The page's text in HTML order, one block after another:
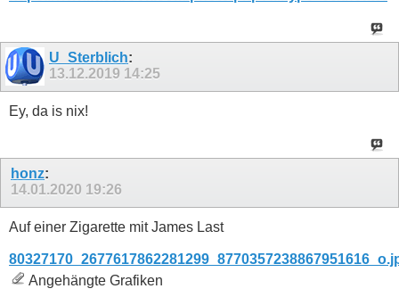
U_Sterblich:
13.12.2019 14:25
Ey, da is nix!
honz:
14.01.2020 19:26
Auf einer Zigarette mit James Last
Angehängte Grafiken